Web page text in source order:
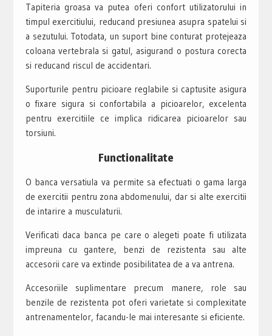
Tapiteria groasa va putea oferi confort utilizatorului in
timpul exercitiului, reducand presiunea asupra spatelui si
a sezutului. Totodata, un suport bine conturat protejeaza
coloana vertebrala si gatul, asigurand o postura corecta
si reducand riscul de accidentari.
Suporturile pentru picioare reglabile si captusite asigura
o fixare sigura si confortabila a picioarelor, excelenta
pentru exercitiile ce implica ridicarea picioarelor sau
torsiuni.
Functionalitate
O banca versatiula va permite sa efectuati o gama larga
de exercitii pentru zona abdomenului, dar si alte exercitii
de intarire a musculaturii.
Verificati daca banca pe care o alegeti poate fi utilizata
impreuna cu gantere, benzi de rezistenta sau alte
accesorii care va extinde posibilitatea de a va antrena.
Accesoriile suplimentare precum manere, role sau
benzile de rezistenta pot oferi varietate si complexitate
antrenamentelor, facandu-le mai interesante si eficiente.